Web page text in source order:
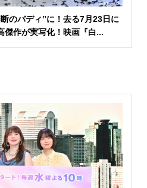
のバディ”に！去る7月23日に
傑作が実写化！映画『白...